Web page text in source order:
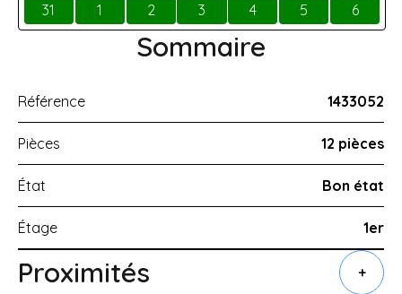
31
1 2 3 4 5 6
Sommaire
Référence 1433052
Pièces 12 pièces
État Bon état
Étage 1er
Proximités +